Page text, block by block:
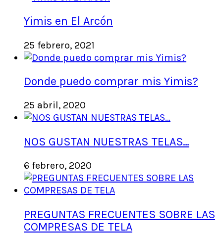
Yimis en El Arcón
25 febrero, 2021
Donde puedo comprar mis Yimis?
25 abril, 2020
NOS GUSTAN NUESTRAS TELAS…
6 febrero, 2020
PREGUNTAS FRECUENTES SOBRE LAS
COMPRESAS DE TELA